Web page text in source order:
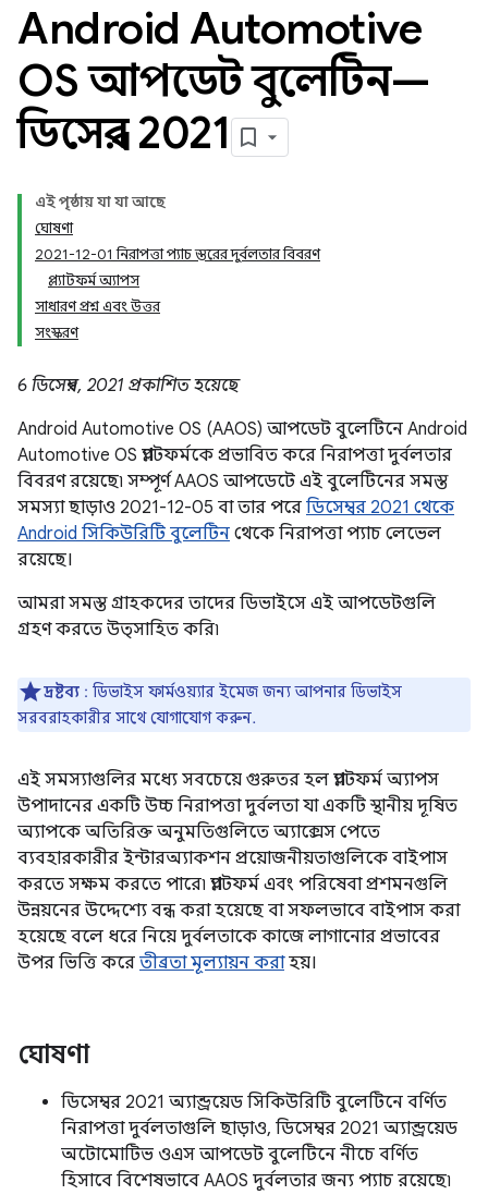
Android Automotive
OS আপডেট বুলেটিন—
ডিসেম্বর 2021
এই পৃষ্ঠায় যা যা আছে
ঘোষণা
2021-12-01 নিরাপত্তা প্যাচ স্তরের দুর্বলতার বিবরণ
প্ল্যাটফর্ম অ্যাপস
সাধারণ প্রশ্ন এবং উত্তর
সংস্করণ
6 ডিসেম্বর, 2021 প্রকাশিত হয়েছে
Android Automotive OS (AAOS) আপডেট বুলেটিনে Android
Automotive OS প্ল্যাটফর্মকে প্রভাবিত করে নিরাপত্তা দুর্বলতার
বিবরণ রয়েছে৷ সম্পূর্ণ AAOS আপডেটে এই বুলেটিনের সমস্ত
সমস্যা ছাড়াও 2021-12-05 বা তার পরে ডিসেম্বর 2021 থেকে
Android সিকিউরিটি বুলেটিন থেকে নিরাপত্তা প্যাচ লেভেল
রয়েছে।
আমরা সমস্ত গ্রাহকদের তাদের ডিভাইসে এই আপডেটগুলি
গ্রহণ করতে উত্সাহিত করি৷
দ্রষ্টব্য : ডিভাইস ফার্মওয়্যার ইমেজ জন্য আপনার ডিভাইস
সরবরাহকারীর সাথে যোগাযোগ করুন.
এই সমস্যাগুলির মধ্যে সবচেয়ে গুরুতর হল প্ল্যাটফর্ম অ্যাপস
উপাদানের একটি উচ্চ নিরাপত্তা দুর্বলতা যা একটি স্থানীয় দূষিত
অ্যাপকে অতিরিক্ত অনুমতিগুলিতে অ্যাক্সেস পেতে
ব্যবহারকারীর ইন্টারঅ্যাকশন প্রয়োজনীয়তাগুলিকে বাইপাস
করতে সক্ষম করতে পারে৷ প্ল্যাটফর্ম এবং পরিষেবা প্রশমনগুলি
উন্নয়নের উদ্দেশ্যে বন্ধ করা হয়েছে বা সফলভাবে বাইপাস করা
হয়েছে বলে ধরে নিয়ে দুর্বলতাকে কাজে লাগানোর প্রভাবের
উপর ভিত্তি করে তীব্রতা মূল্যায়ন করাহয়।
ঘোষণা
ডিসেম্বর 2021 অ্যান্ড্রয়েড সিকিউরিটি বুলেটিনে বর্ণিত
নিরাপত্তা দুর্বলতাগুলি ছাড়াও, ডিসেম্বর 2021 অ্যান্ড্রয়েড
অটোমোটিভ ওএস আপডেট বুলেটিনে নীচে বর্ণিত
হিসাবে বিশেষভাবে AAOS দুর্বলতার জন্য প্যাচ রয়েছে৷